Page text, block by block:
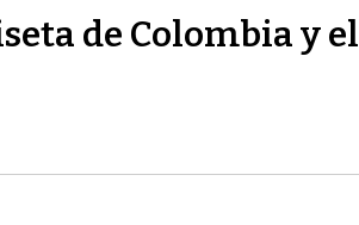
de Colombia y el